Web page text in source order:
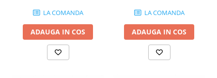
LA COMANDA
ADAUGA IN COS
LA COMANDA
ADAUGA IN COS